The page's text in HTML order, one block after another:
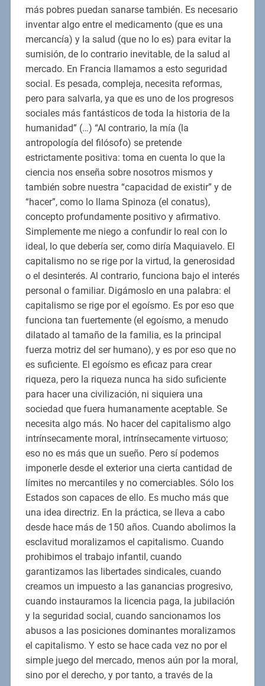
más pobres puedan sanarse también. Es necesario
inventar algo entre el medicamento (que es una
mercancía) y la salud (que no lo es) para evitar la
sumisión, de lo contrario inevitable, de la salud al
mercado. En Francia llamamos a esto seguridad
social. Es pesada, compleja, necesita reformas,
pero para salvarla, ya que es uno de los progresos
sociales más fantásticos de toda la historia de la
humanidad” (…) “Al contrario, la mía (la
antropología del filósofo) se pretende
estrictamente positiva: toma en cuenta lo que la
ciencia nos enseña sobre nosotros mismos y
también sobre nuestra “capacidad de existir” y de
“hacer”, como lo llama Spinoza (el conatus),
concepto profundamente positivo y afirmativo.
Simplemente me niego a confundir lo real con lo
ideal, lo que debería ser, como diría Maquiavelo. El
capitalismo no se rige por la virtud, la generosidad
o el desinterés. Al contrario, funciona bajo el interés
personal o familiar. Digámoslo en una palabra: el
capitalismo se rige por el egoísmo. Es por eso que
funciona tan fuertemente (el egoísmo, a menudo
dilatado al tamaño de la familia, es la principal
fuerza motriz del ser humano), y es por eso que no
es suficiente. El egoísmo es eficaz para crear
riqueza, pero la riqueza nunca ha sido suficiente
para hacer una civilización, ni siquiera una
sociedad que fuera humanamente aceptable. Se
necesita algo más. No hacer del capitalismo algo
intrínsecamente moral, intrínsecamente virtuoso;
eso no es más que un sueño. Pero sí podemos
imponerle desde el exterior una cierta cantidad de
límites no mercantiles y no comerciables. Sólo los
Estados son capaces de ello. Es mucho más que
una idea directriz. En la práctica, se lleva a cabo
desde hace más de 150 años. Cuando abolimos la
esclavitud moralizamos el capitalismo. Cuando
prohibimos el trabajo infantil, cuando
garantizamos las libertades sindicales, cuando
creamos un impuesto a las ganancias progresivo,
cuando instauramos la licencia paga, la jubilación
y la seguridad social, cuando sancionamos los
abusos a las posiciones dominantes moralizamos
el capitalismo. Y esto se hace cada vez no por el
simple juego del mercado, menos aún por la moral,
sino por el derecho, y por tanto, a través de la